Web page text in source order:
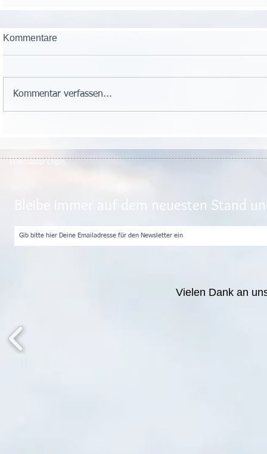
Kommentare
Kommentar verfassen...
Bleibe immer auf dem neuesten Stand
Vielen Dank an